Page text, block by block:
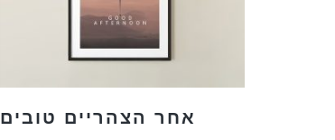
אחר הצהריים טובים